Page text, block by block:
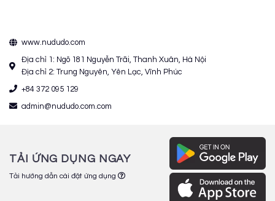
www.nududo.com
Địa chỉ 1: Ngõ 181 Nguyễn Trãi, Thanh Xuân, Hà Nội
Địa chỉ 2: Trung Nguyên, Yên Lạc, Vĩnh Phúc
+84 372 095 129
admin@nududo.com.com
TẢI ỨNG DỤNG NGAY
Tải hướng dẫn cài đặt ứng dụng